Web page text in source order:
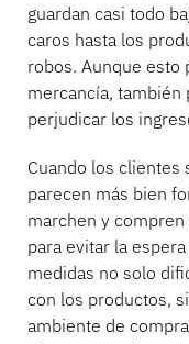
guardan casi todo
caros hasta los
robos. Aunque esto
mercancía, también
perjudicar los
Cuando los clientes
parecen más bien
marchen y
para evitar la
medidas no solo
con los productos,
ambiente de